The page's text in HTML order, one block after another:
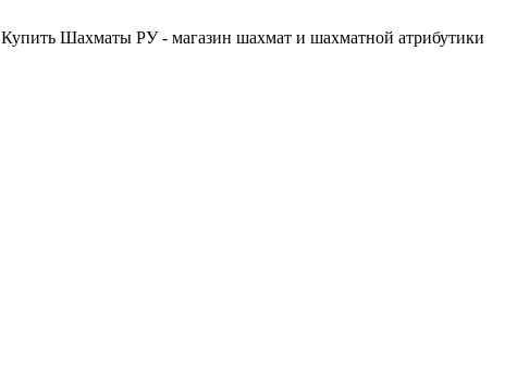
Купить Шахматы РУ - магазин шахмат и шахматной атрибутики